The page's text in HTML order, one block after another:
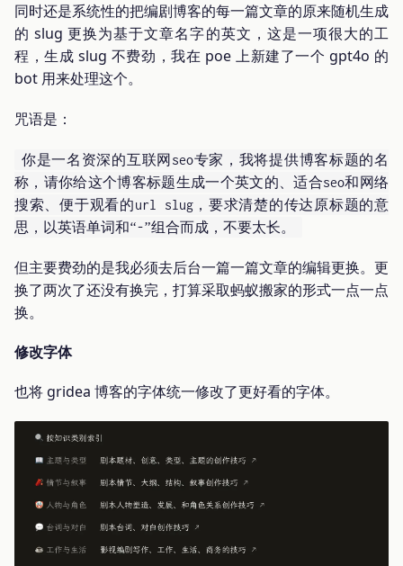
同时还是系统性的把编剧博客的每一篇文章的原来随机生成
的 slug 更换为基于文章名字的英文，这是一项很大的工
程，生成 slug 不费劲，我在 poe 上新建了一个 gpt4o 的
bot 用来处理这个。
咒语是：
你是一名资深的互联网seo专家，我将提供博客标题的名
称，请你给这个博客标题生成一个英文的、适合seo和网络
搜索、便于观看的url slug，要求清楚的传达原标题的意
思，以英语单词和“-”组合而成，不要太长。
但主要费劲的是我必须去后台一篇一篇文章的编辑更换。更
换了两次了还没有换完，打算采取蚂蚁搬家的形式一点一点
换。
修改字体
也将 gridea 博客的字体统一修改了更好看的字体。